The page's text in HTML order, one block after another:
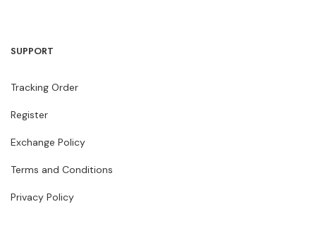
SUPPORT
Tracking Order
Register
Exchange Policy
Terms and Conditions
Privacy Policy